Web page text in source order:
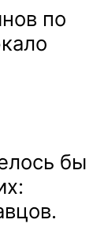
по
бы